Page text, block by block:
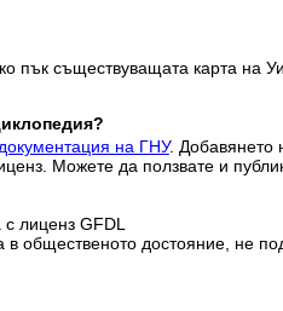
пък съществуващата карта на
на ГНУ. Добавянето
Можете да ползвате и
лиценз GFDL
в общественото достояние, не